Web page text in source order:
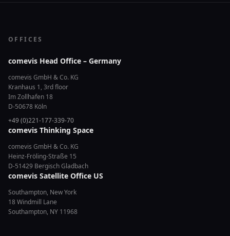
OFFICES
comevis Head Office – Germany
comevis GmbH & Co. KG
Kranhaus 1, 3rd floor
Im Zollhafen 18
D-50678 Köln
+49 (0)221-177-339-70
comevis Thinking Space
comevis GmbH & Co. KG
Heinz-Fröling-Straße 15
D-51429 Bergisch Gladbach
comevis Satellite Office US
Southampton, New York
18 Windmill Lane
Southampton, NY 11968